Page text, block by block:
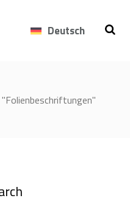
Deutsch